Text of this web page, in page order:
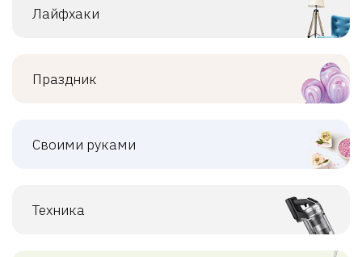
Лайфхаки
Праздник
Своими руками
Техника